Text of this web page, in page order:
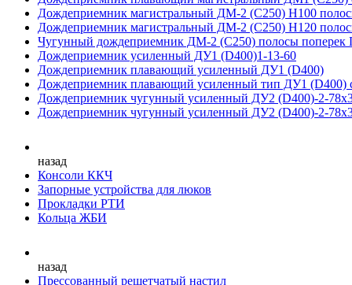
Дождеприемник магистральный ДМ-2 (С250) H100
Дождеприемник магистральный ДМ-2 (С250) H120
Чугунный дождеприемник ДМ-2 (C250) полосы поперек
Дождеприемник усиленный ДУ1 (D400)1-13-60
Дождеприемник плавающий усиленный ДУ1 (D400)
Дождеприемник плавающий усиленный тип ДУ1 (D400)
Дождеприемник чугунный усиленный ДУ2 (D400)-2-
Дождеприемник чугунный усиленный ДУ2 (D400)-2-
назад
Консоли ККЧ
Запорные устройства для люков
Прокладки РТИ
Кольца ЖБИ
назад
Прессованный решетчатый настил